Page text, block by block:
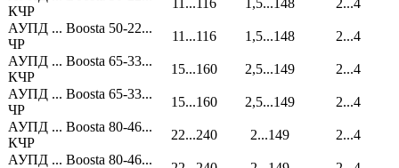
КЧР
АУПД ... Boosta 50-22...
ЧР
11...116 1,5...148
2...4
АУПД ... Boosta 65-33...
КЧР
15...160 2,5...149
2...4
АУПД ... Boosta 65-33...
ЧР
15...160 2,5...149
2...4
АУПД ... Boosta 80-46...
КЧР
22...240 2...149
2...4
АУПД ... Boosta 80-46...